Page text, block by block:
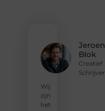
Jeroen
Blok
Creatief
Schrijver
Wij
zijn
het